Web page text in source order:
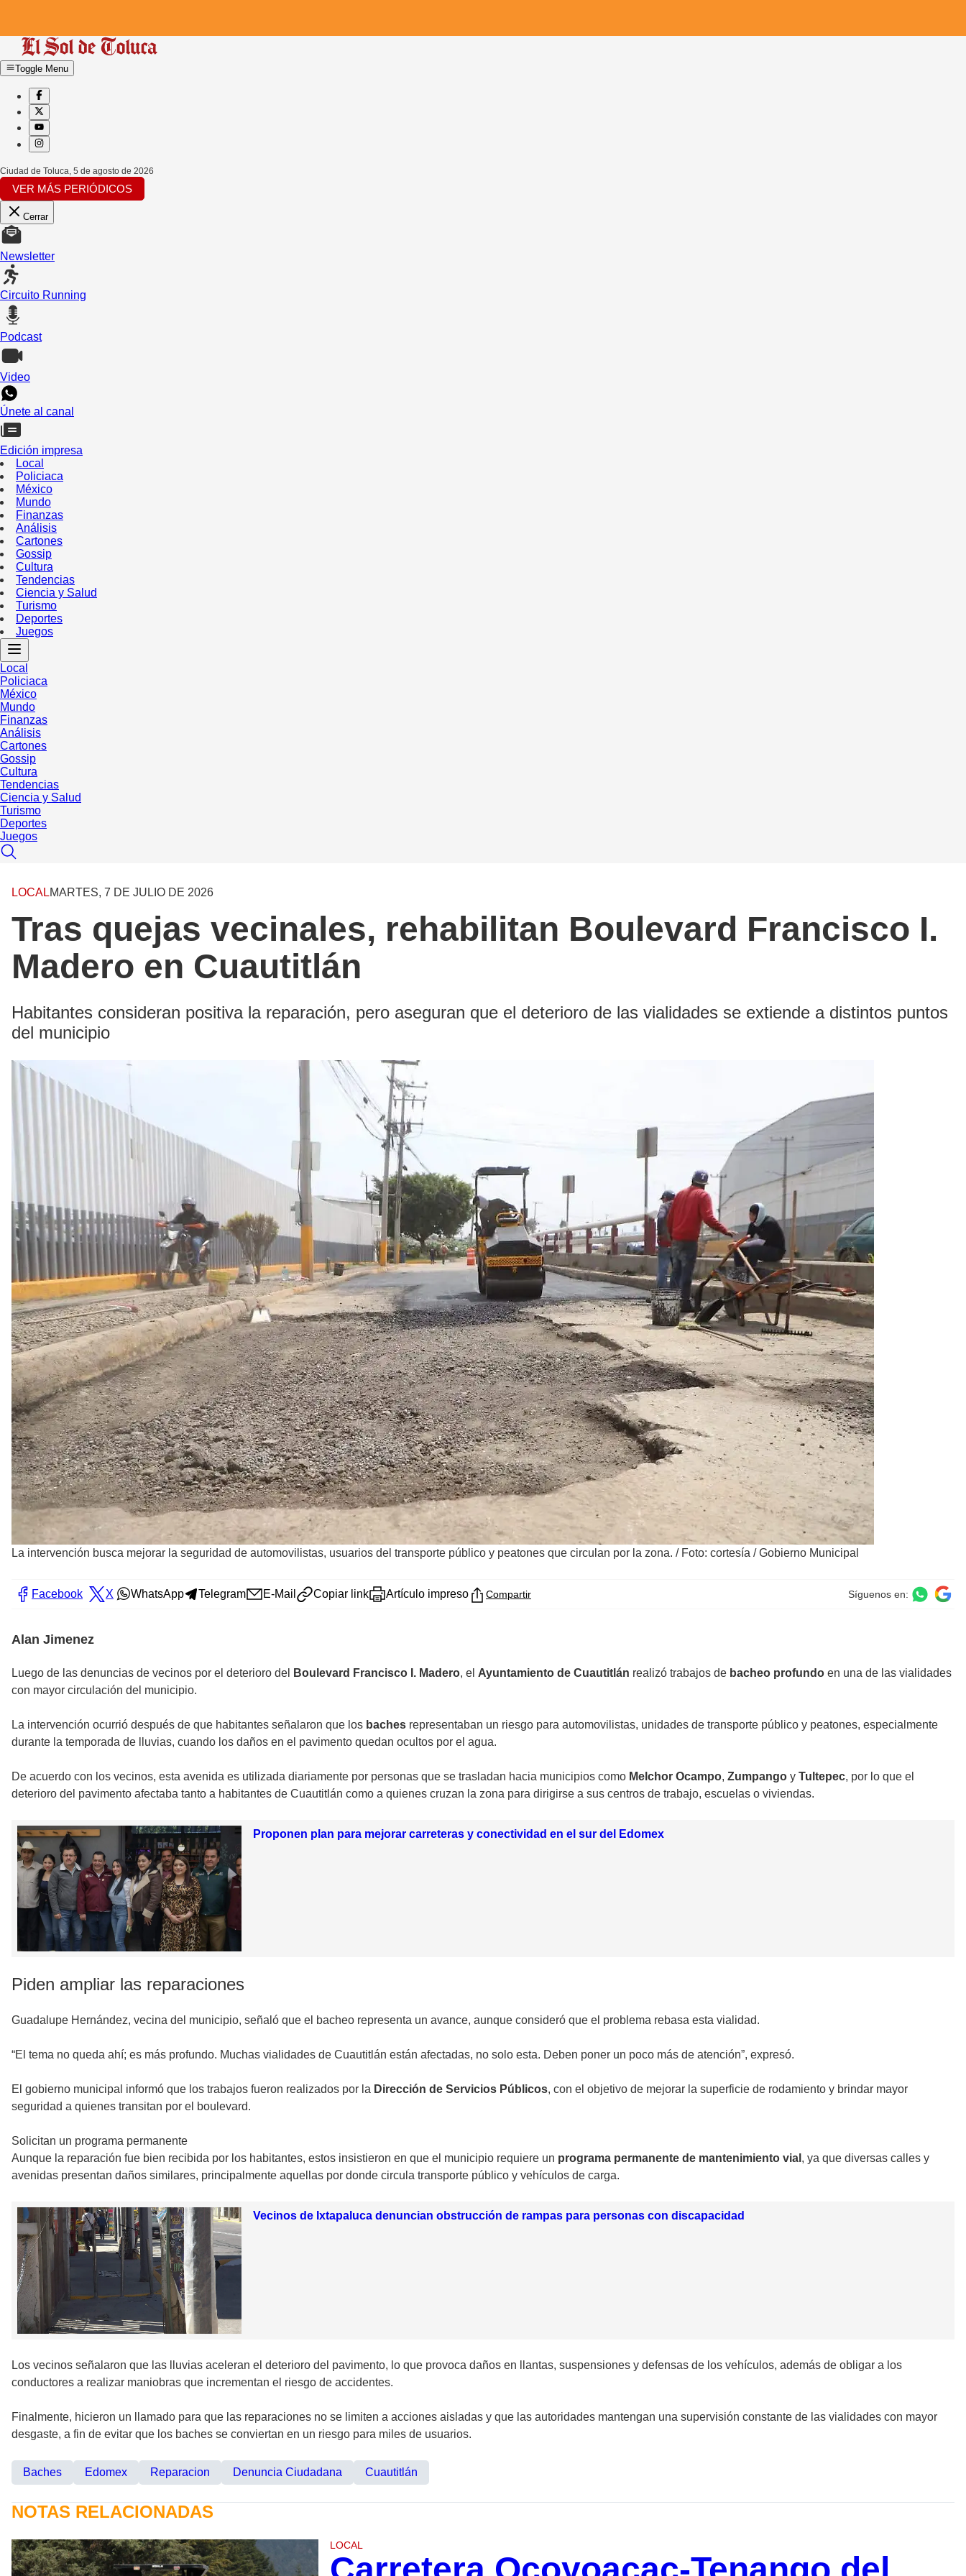
Toggle Menu
Ciudad de Toluca 5 de agosto de 2026
VER MÁS PERIÓDICOS
Cerrar
Newsletter
Circuito Running
Podcast
Video
Únete al canal
Edición impresa
Local
Policiaca
México
Mundo
Finanzas
Análisis
Cartones
Gossip
Cultura
Tendencias
Ciencia y Salud
Turismo
Deportes
Juegos
Local
Policiaca
México
Mundo
Finanzas
Análisis
Cartones
Gossip
Cultura
Tendencias
Ciencia y Salud
Turismo
Deportes
Juegos
LOCALMARTES, 7 DE JULIO DE 2026
Tras quejas vecinales, rehabilitan Boulevard Francisco I.
Madero en Cuautitlán
Habitantes consideran positiva la reparación, pero aseguran que el deterioro de las vialidades se extiende a distintos puntos
del municipio
La intervención busca mejorar la seguridad de automovilistas, usuarios del transporte público y peatones que circulan por la zona. / Foto: cortesía / Gobierno Municipal
Facebook X WhatsApp Telegram E-Mail Copiar link Artículo impreso Compartir Síguenos en:
Alan Jimenez
Luego de las denuncias de vecinos por el deterioro del Boulevard Francisco I. Madero, el Ayuntamiento de Cuautitlán realizó trabajos de bacheo profundo en una de las vialidades
con mayor circulación del municipio.
La intervención ocurrió después de que habitantes señalaron que los baches representaban un riesgo para automovilistas, unidades de transporte público y peatones, especialmente
durante la temporada de lluvias, cuando los daños en el pavimento quedan ocultos por el agua.
De acuerdo con los vecinos, esta avenida es utilizada diariamente por personas que se trasladan hacia municipios como Melchor Ocampo, Zumpango y Tultepec, por lo que el
deterioro del pavimento afectaba tanto a habitantes de Cuautitlán como a quienes cruzan la zona para dirigirse a sus centros de trabajo, escuelas o viviendas.
Proponen plan para mejorar carreteras y conectividad en el sur del Edomex
Piden ampliar las reparaciones
Guadalupe Hernández, vecina del municipio, señaló que el bacheo representa un avance, aunque consideró que el problema rebasa esta vialidad.
“El tema no queda ahí; es más profundo. Muchas vialidades de Cuautitlán están afectadas, no solo esta. Deben poner un poco más de atención”, expresó.
El gobierno municipal informó que los trabajos fueron realizados por la Dirección de Servicios Públicos, con el objetivo de mejorar la superficie de rodamiento y brindar mayor
seguridad a quienes transitan por el boulevard.
Solicitan un programa permanente
Aunque la reparación fue bien recibida por los habitantes, estos insistieron en que el municipio requiere un programa permanente de mantenimiento vial , ya que diversas calles y
avenidas presentan daños similares, principalmente aquellas por donde circula transporte público y vehículos de carga.
Vecinos de Ixtapaluca denuncian obstrucción de rampas para personas con discapacidad
Los vecinos señalaron que las lluvias aceleran el deterioro del pavimento, lo que provoca daños en llantas, suspensiones y defensas de los vehículos, además de obligar a los
conductores a realizar maniobras que incrementan el riesgo de accidentes.
Finalmente, hicieron un llamado para que las reparaciones no se limiten a acciones aisladas y que las autoridades mantengan una supervisión constante de las vialidades con mayor
desgaste, a fin de evitar que los baches se conviertan en un riesgo para miles de usuarios.
Baches Edomex Reparacion Denuncia Ciudadana Cuautitlán
NOTAS RELACIONADAS
LOCAL